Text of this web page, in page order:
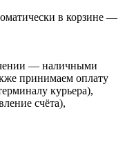
в корзине —
— наличными
принимаем оплату
курьера),
счёта),